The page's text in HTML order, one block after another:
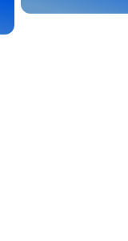
irlandaise.